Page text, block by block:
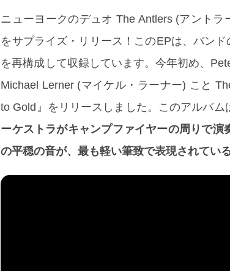
ニューヨークのデュオ The Antlers (アントラ
をサプライズ・リリース！このEPは、バン
を再構成して収録しています。今年初め、
Michael Lerner (マイケル・ラーナー) こと
to Gold』をリリースしました。このアルバム
ーケストラがキャンプファイヤーの周りで
の平穏の音が、最も軽い筆致で表現されてい